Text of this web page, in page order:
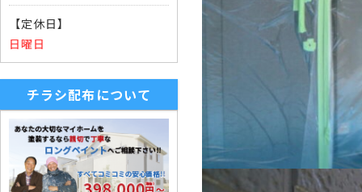
【定休日】
日曜日
チラシ配布について